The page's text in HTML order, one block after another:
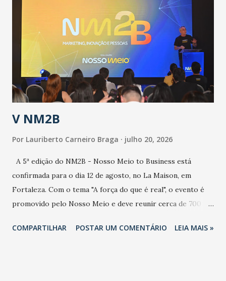
epidemia comum, como temos em todos os anos, com
aumento de casos de dengue, influenza ou H1N1. Trata-se
de uma epidemia com um vírus diferente, com um poder de
contaminação maior que outros coronavírus”, apontou o
secretário. Segundo ele, é uma epidemia com chance de
contaminação alta, podendo gerar um grande risco à
população e ao sistema de saúde. “Precisamos saber fazer a
estratificação do risco da doença, para não so...
V NM2B
Por Lauriberto Carneiro Braga julho 20, 2026
A 5ª edição do NM2B - Nosso Meio to Business está
confirmada para o dia 12 de agosto, no La Maison, em
Fortaleza. Com o tema "A força do que é real", o evento é
promovido pelo Nosso Meio e deve reunir cerca de 700
e lideranças do Mercado Nacional. Desde 2022, o NM2B
COMPARTILHAR POSTAR UM COMENTÁRIO LEIA MAIS »